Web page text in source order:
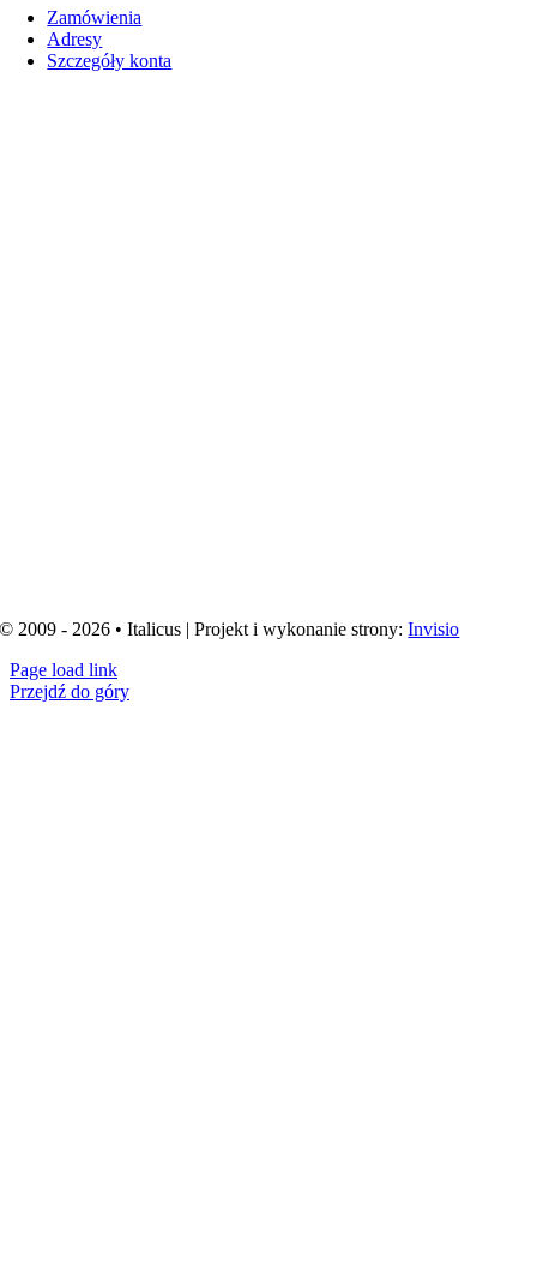
Zamówienia
Adresy
Szczegóły konta
© 2009 - 2026 • Italicus | Projekt i wykonanie strony:Invisio
Page load link
Przejdź do góry